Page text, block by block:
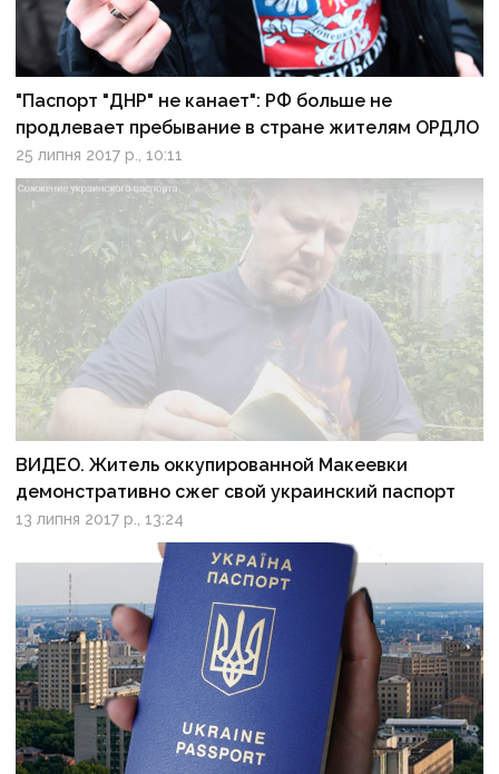
"Паспорт "ДНР" не канает": РФ больше не
продлевает пребывание в стране жителям ОРДЛО
25 липня 2017 р., 10:11
ВИДЕО. Житель оккупированной Макеевки
демонстративно сжег свой украинский паспорт
13 липня 2017 р., 13:24